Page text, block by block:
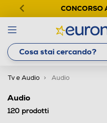
CONCORSO
Tv e Audio Audio
Audio
120 prodotti